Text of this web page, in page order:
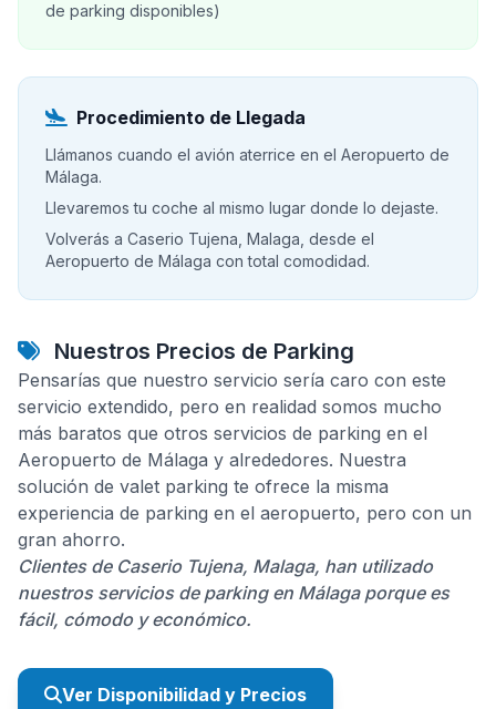
de parking disponibles)
Procedimiento de Llegada
Llámanos cuando el avión aterrice en el Aeropuerto de
Málaga.
Llevaremos tu coche al mismo lugar donde lo dejaste.
Volverás a Caserio Tujena, Malaga, desde el
Aeropuerto de Málaga con total comodidad.
Nuestros Precios de Parking
Pensarías que nuestro servicio sería caro con este
servicio extendido, pero en realidad somos mucho
más baratos que otros servicios de parking en el
Aeropuerto de Málaga y alrededores. Nuestra
solución de valet parking te ofrece la misma
experiencia de parking en el aeropuerto, pero con un
gran ahorro.
Clientes de Caserio Tujena, Malaga, han utilizado
nuestros servicios de parking en Málaga porque es
fácil, cómodo y económico.
Ver Disponibilidad y Precios